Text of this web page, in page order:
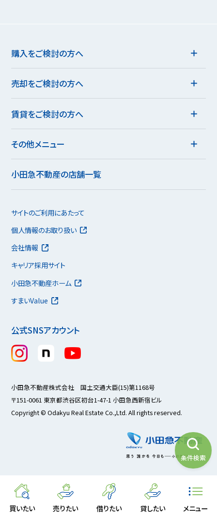
買いたい 売りたい 借りたい 貸したい メニュー
条件検索
購入をご検討の方へ
売却をご検討の方へ
賃貸をご検討の方へ
その他メニュー
小田急不動産の店舗一覧
公式SNSアカウント
サイトのご利用にあたって
個人情報のお取り扱い
会社情報
キャリア採用サイト
小田急不動産ホーム
すまいValue
小田急不動産株式会社 国土交通大臣(15)第1168号
〒151-0061 東京都渋谷区初台1-47-1 小田急西新宿ビル
Copyright © Odakyu Real Estate Co.,Ltd. All rights reserved.